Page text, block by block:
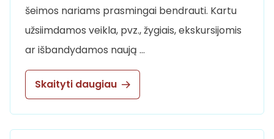
šeimos nariams prasmingai bendrauti. Kartu
užsiimdamos veikla, pvz., žygiais, ekskursijomis
ar išbandydamos naują …
Skaityti daugiau